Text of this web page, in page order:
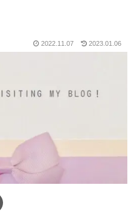
2022.11.07 2023.01.06